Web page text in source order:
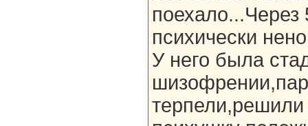
поехало...Через
психически
У него была